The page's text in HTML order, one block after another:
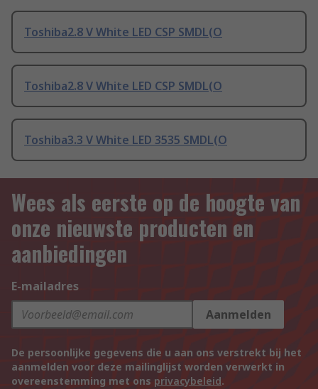
Toshiba2.8 V White LED CSP SMDL(O
Toshiba2.8 V White LED CSP SMDL(O
Toshiba3.3 V White LED 3535 SMDL(O
Wees als eerste op de hoogte van
onze nieuwste producten en
aanbiedingen
E-mailadres
Aanmelden
De persoonlijke gegevens die u aan ons verstrekt bij het
aanmelden voor deze mailinglijst worden verwerkt in
overeenstemming met ons privacybeleid.